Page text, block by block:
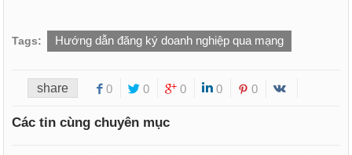
Tags: Hướng dẫn đăng ký doanh nghiệp qua mạng
share 0 0 0 0 0
Các tin cùng chuyên mục